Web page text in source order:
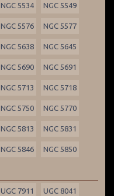
NGC 5534 NGC 5549
NGC 5576 NGC 5577
NGC 5638 NGC 5645
NGC 5690 NGC 5691
NGC 5713 NGC 5718
NGC 5750 NGC 5770
NGC 5813 NGC 5831
NGC 5846 NGC 5850
UGC 7911 UGC 8041